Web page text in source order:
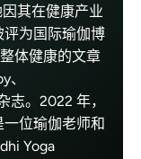
其在健康产业
为国际瑜伽博
体健康的文章
、
志。2022 年，
位瑜伽老师和
Yoga